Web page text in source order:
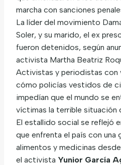
marcha con sanciones
La líder del movimiento
Soler, y su marido, el ex
fueron detenidos, según
activista Martha Beatriz
Activistas y periodistas con
cómo policías vestidos de
impedían que el mundo se
víctimas la terrible situación
El estallido social se reflejó
que enfrenta el país con una
alimentos y medicinas
el activista Yunior García